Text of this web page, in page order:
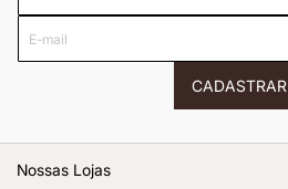
mail
CADASTRAR
Nossas Lojas